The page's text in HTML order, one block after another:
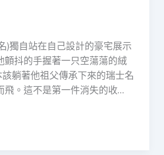
)獨自站在自己設計的豪宅展示
顫抖的手握著一只空蕩蕩的絨
躺著他祖父傳承下來的瑞士名
飛。這不是第一件消失的收…